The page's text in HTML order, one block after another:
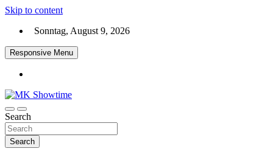
Skip to content
Sonntag, August 9, 2026
Responsive Menu
MK Showtime
Search
Search